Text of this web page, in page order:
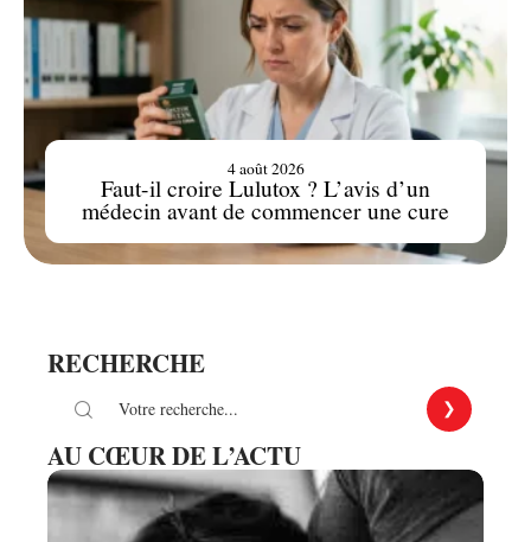
Faut-il croire Lulutox ? L’avis d’un
médecin avant de commencer une cure
4 août 2026
RECHERCHE
AU CŒUR DE L’ACTU